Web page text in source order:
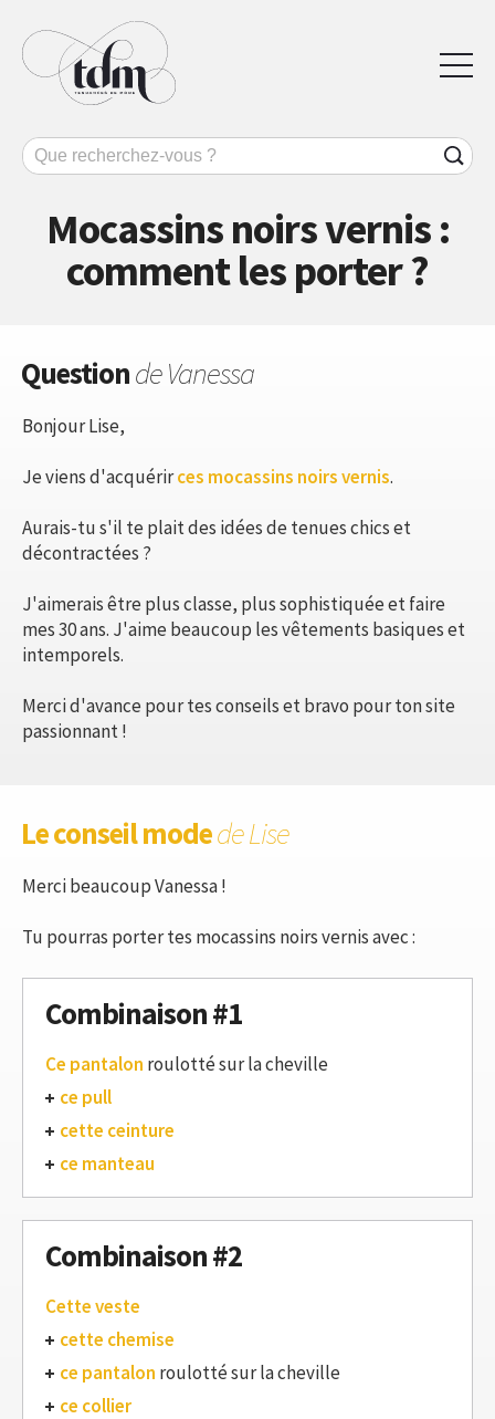
Mocassins noirs vernis :
comment les porter ?
Questionde Vanessa
Bonjour Lise,
Je viens d'acquérirces mocassins noirs vernis.
Aurais-tu s'il te plait des idées de tenues chics et
décontractées ?
J'aimerais être plus classe, plus sophistiquée et faire
mes 30 ans. J'aime beaucoup les vêtements basiques et
intemporels.
Merci d'avance pour tes conseils et bravo pour ton site
passionnant !
Le conseil modede Lise
Merci beaucoup Vanessa !
Tu pourras porter tes mocassins noirs vernis avec :
Combinaison #1
Ce pantalon roulotté sur la cheville
ce pull
cette ceinture
ce manteau
Combinaison #2
Cette veste
cette chemise
ce pantalon roulotté sur la cheville
ce collier